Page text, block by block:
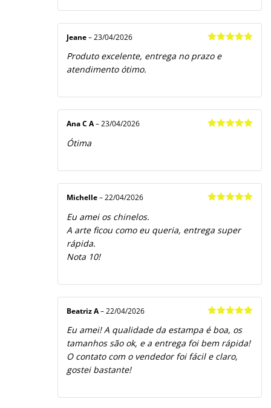
de 5
Jeane – 23/04/2026
Produto excelente, entrega no prazo e
atendimento ótimo.
Ana C A– 23/04/2026
Ótima
Michelle – 22/04/2026
Eu amei os chinelos.
A arte ficou como eu queria, entrega super
rápida.
Nota 10!
de 5
Beatriz A – 22/04/2026
Eu amei! A qualidade da estampa é boa, os
tamanhos são ok, e a entrega foi bem rápida!
O contato com o vendedor foi fácil e claro,
gostei bastante!